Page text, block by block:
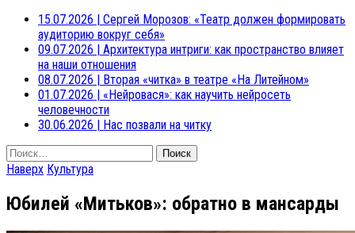
15.07.2026 | Сергей Морозов: «Театр должен формировать
аудиторию вокруг себя»
09.07.2026 | Архитектура интриги: как пространство влияет
на наши отношения
08.07.2026 | Вторая «читка» в театре «На Литейном»
01.07.2026 | «Нейровася»: как научить нейросеть
человечности
30.06.2026 | Нас позвали на читку
Найти:
Наверх Культура
Юбилей «Митьков»: обратно в мансарды